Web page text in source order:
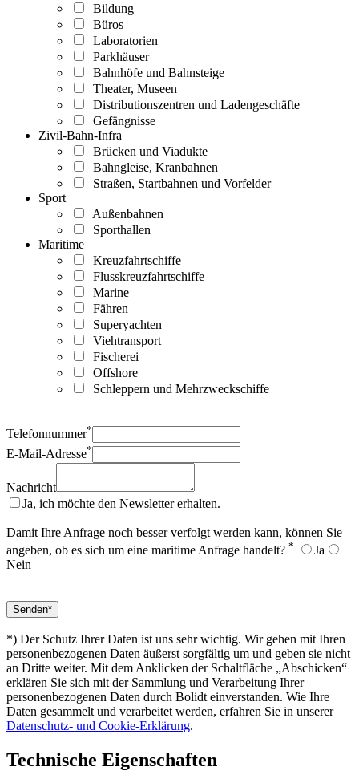
Bildung
Büros
Laboratorien
Parkhäuser
Bahnhöfe und Bahnsteige
Theater, Museen
Distributionszentren und Ladengeschäfte
Gefängnisse
Zivil-Bahn-Infra
Brücken und Viadukte
Bahngleise, Kranbahnen
Straßen, Startbahnen und Vorfelder
Sport
Außenbahnen
Sporthallen
Maritime
Kreuzfahrtschiffe
Flusskreuzfahrtschiffe
Marine
Fähren
Superyachten
Viehtransport
Fischerei
Offshore
Schleppern und Mehrzweckschiffe
Telefonnummer*
E-Mail-Adresse*
Nachricht
Ja, ich möchte den Newsletter erhalten.
Damit Ihre Anfrage noch besser verfolgt werden kann, können Sie
angeben, ob es sich um eine maritime Anfrage handelt? *
Ja
Nein
*) Der Schutz Ihrer Daten ist uns sehr wichtig. Wir gehen mit Ihren
personenbezogenen Daten äußerst sorgfältig um und geben sie nicht
an Dritte weiter. Mit dem Anklicken der Schaltfläche „Abschicken“
erklären Sie sich mit der Sammlung und Verarbeitung Ihrer
personenbezogenen Daten durch Bolidt einverstanden. Wie Ihre
Daten gesammelt und verarbeitet werden, erfahren Sie in unserer
Datenschutz- und Cookie-Erklärung.
Technische Eigenschaften